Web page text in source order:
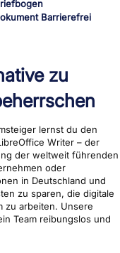
zu
lernst du den
Writer – der
der weltweit führenden
oder
in Deutschland und
zu sparen, die digitale
zu arbeiten. Unsere
Team reibungslos und